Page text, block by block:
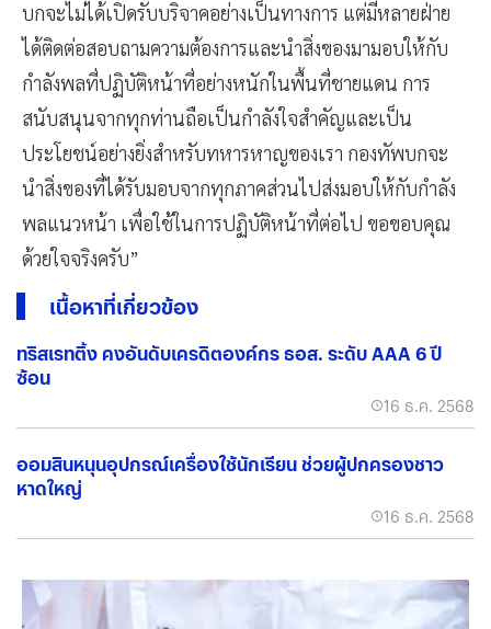
บกจะไม่ได้เปิดรับบริจาคอย่างเป็นทางการ แต่มีหลายฝ่าย
ได้ติดต่อสอบถามความต้องการและนำสิ่งของมามอบให้กับ
กำลังพลที่ปฏิบัติหน้าที่อย่างหนักในพื้นที่ชายแดน การ
สนับสนุนจากทุกท่านถือเป็นกำลังใจสำคัญและเป็น
ประโยชน์อย่างยิ่งสำหรับทหารหาญของเรา กองทัพบกจะ
นำสิ่งของที่ได้รับมอบจากทุกภาคส่วนไปส่งมอบให้กับกำลัง
พลแนวหน้า เพื่อใช้ในการปฏิบัติหน้าที่ต่อไป ขอขอบคุณ
ด้วยใจจริงครับ”
เนื้อหาที่เกี่ยวข้อง
ทริสเรทติ้ง คงอันดับเครดิตองค์กร ธอส. ระดับ AAA 6 ปี
ซ้อน
16 ธ.ค. 2568
ออมสินหนุนอุปกรณ์เครื่องใช้นักเรียน ช่วยผู้ปกครองชาว
หาดใหญ่
16 ธ.ค. 2568